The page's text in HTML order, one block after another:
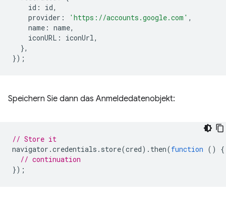
id : id,
provider : 'https://accounts.google.com' ,
name : name,
iconURL : iconUrl,
},
});
Speichern Sie dann das Anmeldedatenobjekt:
// Store it
navigator .credentials . store(cred). then(function ()
{
// continuation
});